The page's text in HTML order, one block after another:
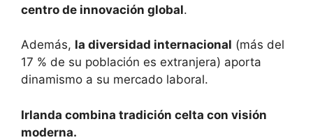
centro de innovación global.
Además, la diversidad internacional (más del
17 % de su población es extranjera) aporta
dinamismo a su mercado laboral.
Irlanda combina tradición celta con visión
moderna.